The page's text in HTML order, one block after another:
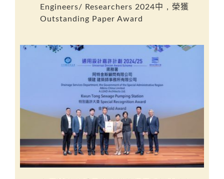
Engineers/ Researchers 2024中 ， 榮獲
Outstanding Paper Award